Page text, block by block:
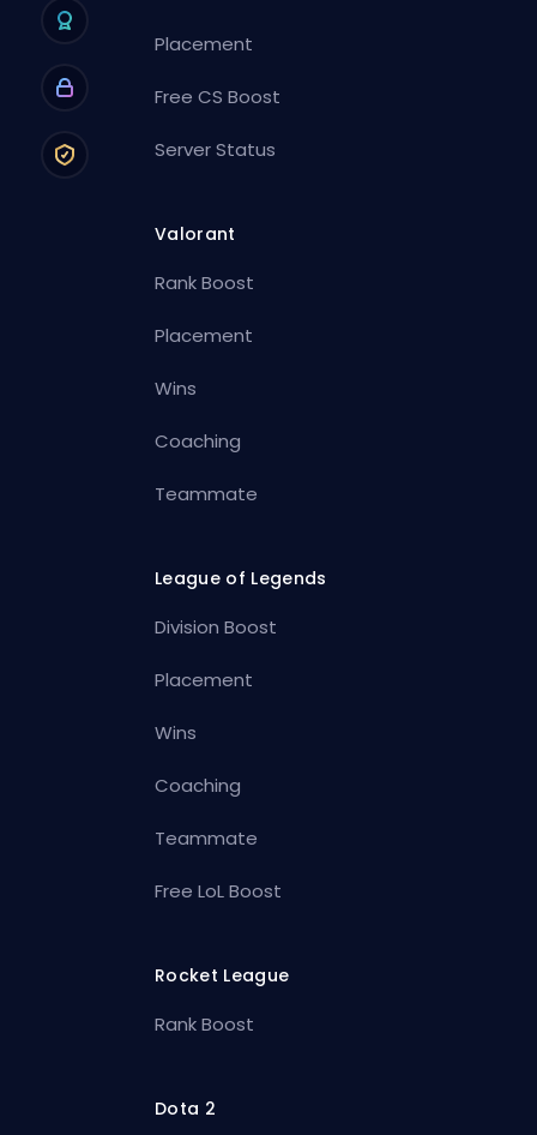
Placement
Free CS Boost
Server Status
Valorant
Rank Boost
Placement
Wins
Coaching
Teammate
League of Legends
Division Boost
Placement
Wins
Coaching
Teammate
Free LoL Boost
Rocket League
Rank Boost
Dota 2